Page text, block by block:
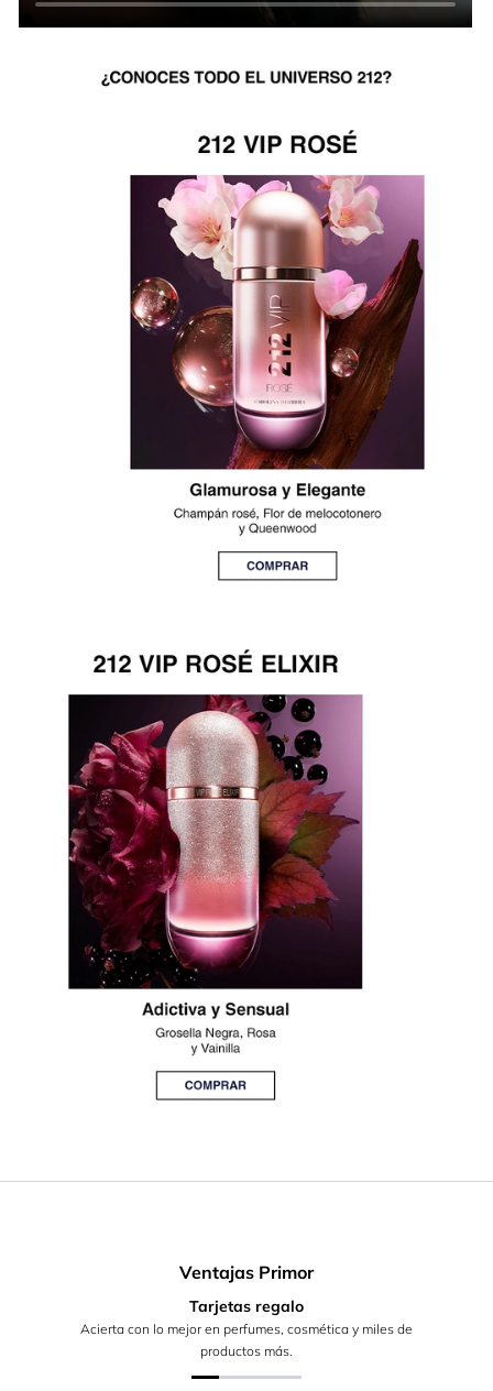
Ventajas Primor
Tarjetas regalo
Acierta con lo mejor en perfumes, cosmética y miles de
productos más.